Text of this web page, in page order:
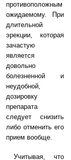
противоположным
ожидаемому. При
длительной
эрекции, которая
зачастую
является
довольно
болезненной и
неудобной,
дозировку
препарата
следует снизить
либо отменить его
прием вообще.
Учитывая, что